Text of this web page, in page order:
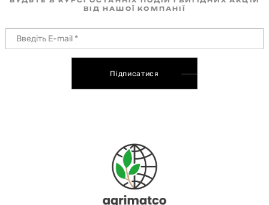
ВІД НАШОЇ КОМПАНІЇ
Підписатися